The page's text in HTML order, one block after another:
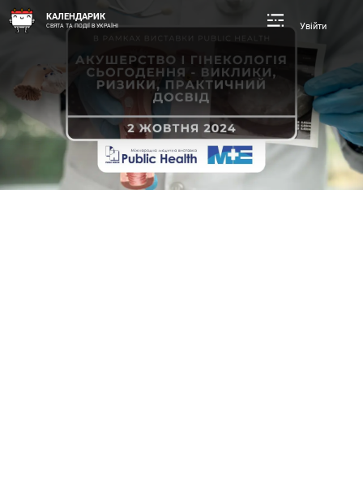
КАЛЕНДАРИК
СВЯТА ТА ПОДІЇ В УКРАЇНІ Увійти